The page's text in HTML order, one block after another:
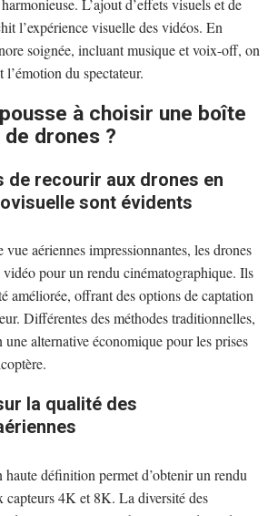
L’ajout d’effets visuels et de
l’expérience visuelle des vidéos. En
soignée, incluant musique et voix-off, on
du spectateur.
à choisir une boîte
drones ?
de recourir aux drones en
sont évidents
aériennes impressionnantes, les drones
pour un rendu cinématographique. Ils
améliorée, offrant des options de captation
Différentes des méthodes traditionnelles,
alternative économique pour les prises
la qualité des
haute définition permet d’obtenir un rendu
capteurs 4K et 8K. La diversité des